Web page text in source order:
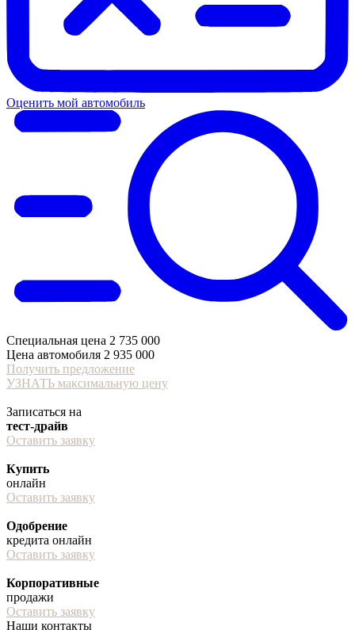
Оценить мой автомобиль
Специальная цена 2 735 000
Цена автомобиля 2 935 000
Получить предложение
УЗНАТЬ максимальную цену
Записаться на
тест-драйв
Оставить заявку
Купить
онлайн
Оставить заявку
Одобрение
кредита онлайн
Оставить заявку
Корпоративные
продажи
Оставить заявку
Наши контакты